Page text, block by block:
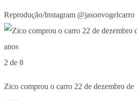
Reprodução/Instagram @jasonvogelcarro
2 de 8
Zico comprou o carro 22 de dezembro